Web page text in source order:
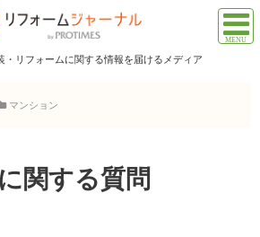
・リフォームに関する情報を届けるメディア
マンション
関する質問